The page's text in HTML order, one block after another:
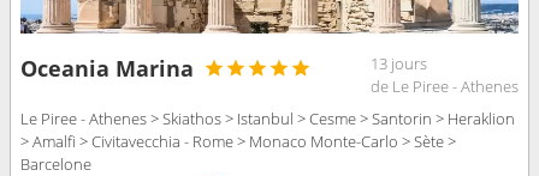
Oceania Marina
13 jours
de Le Piree - Athenes
Le Piree - Athenes > Skiathos > Istanbul > Cesme > Santorin > Heraklion
> Amalfi > Civitavecchia - Rome > Monaco Monte-Carlo > Sète >
Barcelone